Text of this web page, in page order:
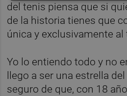
del tenis piensa que si
de la historia tienes que
única y exclusivamente al
Yo lo entiendo todo y no
llego a ser una estrella
seguro de que, con 18